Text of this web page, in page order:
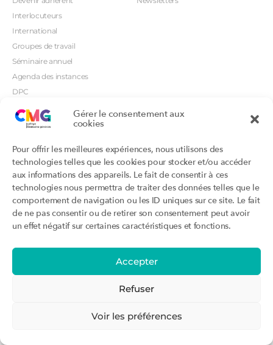
Gérer le consentement aux
cookies
Pour offrir les meilleures expériences, nous utilisons des
technologies telles que les cookies pour stocker et/ou accéder
aux informations des appareils. Le fait de consentir à ces
technologies nous permettra de traiter des données telles que le
comportement de navigation ou les ID uniques sur ce site. Le fait
de ne pas consentir ou de retirer son consentement peut avoir
un effet négatif sur certaines caractéristiques et fonctions.
Accepter
Refuser
Voir les préférences
Interlocuteurs
International
Groupes de travail
Séminaire annuel
Agenda des instances
DPC
CSI
Orientations prioritaires
Productions
Productions du Collège
Productions des structures
adhérentes
Labellisation
Addictions et médecine générale
Et si c’était une maladie rare ?
Portails
Annuaire DU/DIU
Archimede.fr
Ebmfrance.net
Toutes les recos
Certificats-absurdes.fr
la contraception dite masculine
Activité « sommeil »
Évènements
CMGF 2025
CMGF - Editions précédentes
Agenda